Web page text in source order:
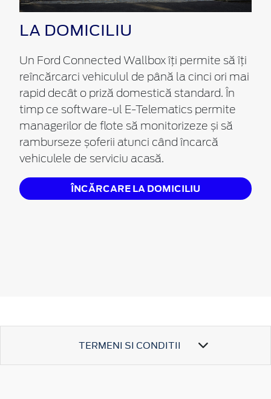
LA DOMICILIU
Un Ford Connected Wallbox îți permite să îți
reîncărcarci vehiculul de până la cinci ori mai
rapid decât o priză domestică standard. În
timp ce software-ul E-Telematics permite
managerilor de flote să monitorizeze și să
ramburseze șoferii atunci când încarcă
vehiculele de serviciu acasă.
ÎNCĂRCARE LA DOMICILIU
TERMENI SI CONDITII